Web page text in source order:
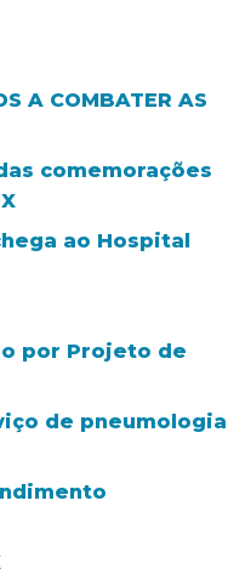
A COMBATER AS
comemorações
ao Hospital
por Projeto de
de pneumologia